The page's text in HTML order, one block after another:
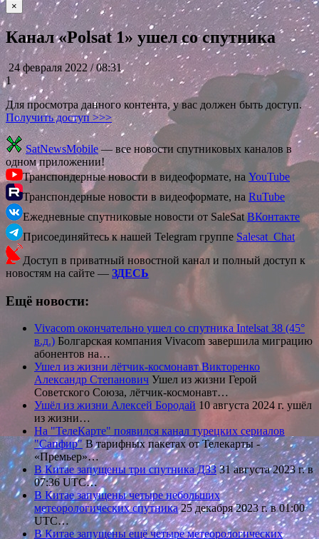
×
Канал «Polsat 1» ушел со спутника
24 февраля 2022 / 08:31
1
Для просмотра данного контента, у вас должен быть доступ.
Получить доступ >>>
SatNewsMobile— все новости спутниковых каналов в
одном приложении!
Транспондерные новости в видеоформате, на YouTube
Транспондерные новости в видеоформате, на RuTube
Ежедневные спутниковые новости от SaleSatВКонтакте
Присоединяйтесь к нашей Telegram группе Salesat_Chat
Доступ в приватный новостной канал и полный доступ к
новостям на сайте — ЗДЕСЬ
Ещё новости:
Vivacom окончательно ушел со спутника Intelsat 38 (45°
в.д.) Болгарская компания Vivacom завершила миграцию
абонентов на…
Ушел из жизни лётчик-космонавт Викторенко
Александр Степанович Ушел из жизни Герой
Советского Союза, лётчик-космонавт…
Ушёл из жизни Алексей Бородай 10 августа 2024 г. ушёл
из жизни…
На "ТелеКарте" появился канал турецких сериалов
"Сапфир" В тарифных пакетах от Телекарты -
«Премьер»…
В Китае запущены три спутника ДЗЗ31 августа 2023 г. в
07:36 UTC…
В Китае запущены четыре небольших
метеорологических спутника25 декабря 2023 г. в 01:00
UTC…
В Китае запущены ещё четыре метеорологических